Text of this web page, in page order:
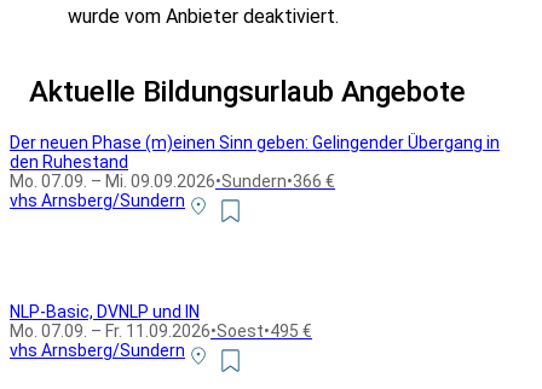
wurde vom Anbieter deaktiviert.
Aktuelle Bildungsurlaub Angebote
Der neuen Phase (m)einen Sinn geben: Gelingender Übergang in
den Ruhestand
Mo. 07.09. – Mi. 09.09.2026•Sundern•366 €
vhs Arnsberg/Sundern
NLP-Basic, DVNLP und IN
Mo. 07.09. – Fr. 11.09.2026•Soest•495 €
vhs Arnsberg/Sundern